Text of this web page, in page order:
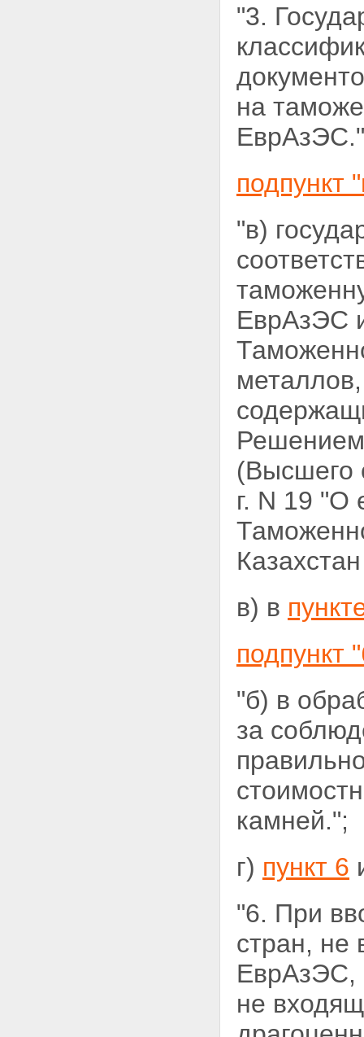
"3.
на
подпункт
"в)
ЕврАзЭС
(Высшего
г. N 19 "О
в) в
подпункт
"б) в
за
камней.";
г) пункт 6
"6. При
стран, не
ЕврАзЭС,
не